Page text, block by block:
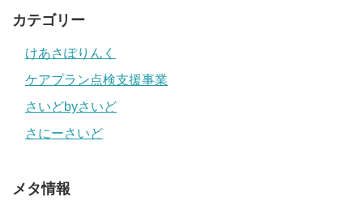
カテゴリー
けあさぽりんく
ケアプラン点検支援事業
さいどbyさいど
さにーさいど
メタ情報